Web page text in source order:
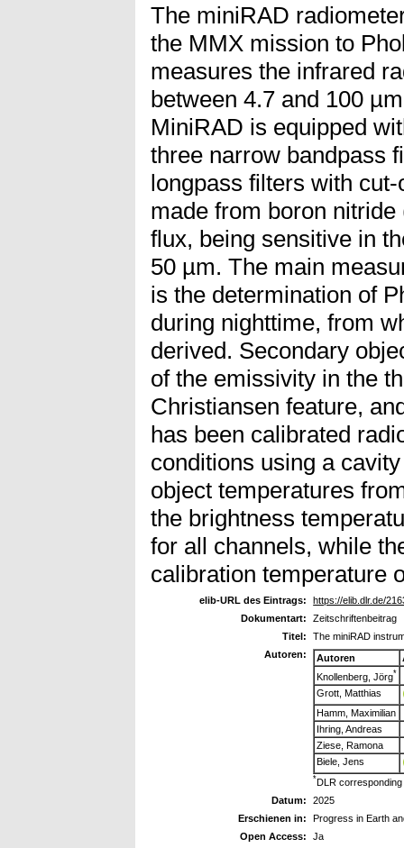
The miniRAD
the MMX mission to
measures the infrared
between 4.7 and 100
MiniRAD is equipped
three narrow bandpass
longpass filters with
made from boron
flux, being sensitive in
50 µm. The main
is the determination of
during nighttime, from
derived. Secondary
of the emissivity in the
Christiansen feature,
has been calibrated
conditions using a
object temperatures
the brightness
for all channels, while
calibration temperature
elib-URL des Eintrags:
https://elib.dlr.de/
Dokumentart:
Zeitschriftenbeitrag
Titel:
The miniRAD
Autoren:
Autoren
Knollenberg, Jörg*
Grott, Matthias
Hamm, Maximilian
Ihring, Andreas
Ziese, Ramona
Biele, Jens
*DLR
Datum:
2025
Erschienen in:
Progress in Earth
Open Access:
Ja